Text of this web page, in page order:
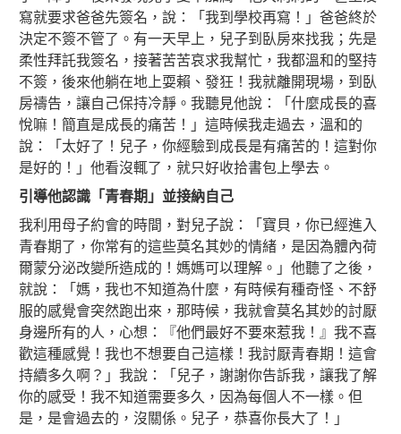
寫就要求爸爸先簽名，說：「我到學校再寫！」爸爸終於
決定不簽不管了。有一天早上，兒子到臥房來找我；先是
柔性拜託我簽名，接著苦苦哀求我幫忙，我都溫和的堅持
不簽，後來他躺在地上耍賴、發狂！我就離開現場，到臥
房禱告，讓自己保持冷靜。我聽見他說：「什麼成長的喜
悅嘛！簡直是成長的痛苦！」這時候我走過去，溫和的
說：「太好了！兒子，你經驗到成長是有痛苦的！這對你
是好的！」他看沒輒了，就只好收拾書包上學去。
引導他認識「青春期」並接納自己
我利用母子約會的時間，對兒子說：「寶貝，你已經進入
青春期了，你常有的這些莫名其妙的情緒，是因為體內荷
爾蒙分泌改變所造成的！媽媽可以理解。」他聽了之後，
就說：「媽，我也不知道為什麼，有時候有種奇怪、不舒
服的感覺會突然跑出來，那時候，我就會莫名其妙的討厭
身邊所有的人，心想：『他們最好不要來惹我！』我不喜
歡這種感覺！我也不想要自己這樣！我討厭青春期！這會
持續多久啊？」我說：「兒子，謝謝你告訴我，讓我了解
你的感受！我不知道需要多久，因為每個人不一樣。但
是，是會過去的，沒關係。兒子，恭喜你長大了！」